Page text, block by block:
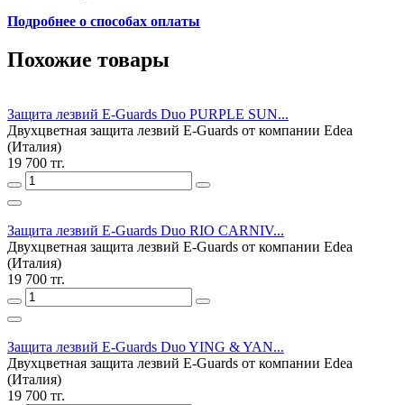
Подробнее о способах оплаты
Похожие товары
Защита лезвий E-Guards Duo PURPLE SUN...
Двухцветная защита лезвий E-Guards от компании Edea
(Италия)
19 700 тг.
Защита лезвий E-Guards Duo RIO CARNIV...
Двухцветная защита лезвий E-Guards от компании Edea
(Италия)
19 700 тг.
Защита лезвий E-Guards Duo YING & YAN...
Двухцветная защита лезвий E-Guards от компании Edea
(Италия)
19 700 тг.